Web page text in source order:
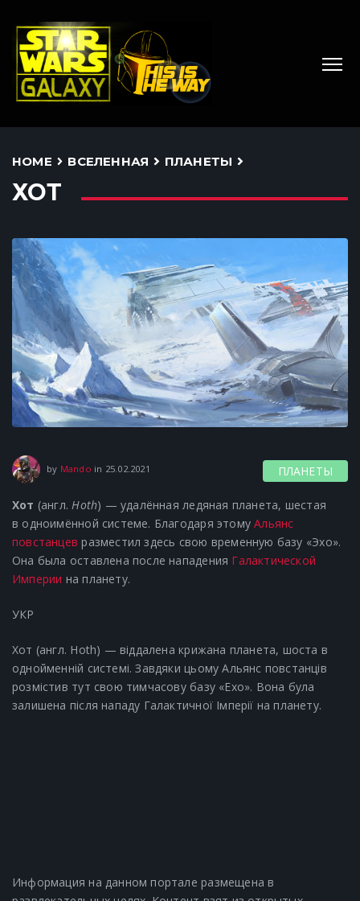
HOME ВСЕЛЕННАЯ ПЛАНЕТЫ
ХОТ
by Mando in 25.02.2021 ПЛАНЕТЫ
Хот (англ.Hoth) — удалённая ледяная планета, шестая
в одноимённой системе. Благодаря этомуАльянс
повстанцев разместил здесь свою временную базу «Эхо».
Она была оставлена после нападения Галактической
Империи на планету.
УКР
Хот (англ. Hoth) — віддалена крижана планета, шоста в
однойменній системі. Завдяки цьому Альянс повстанців
розмістив тут свою тимчасову базу «Ехо». Вона була
залишена після нападу Галактичної Імперії на планету.
Информация на данном портале размещена в